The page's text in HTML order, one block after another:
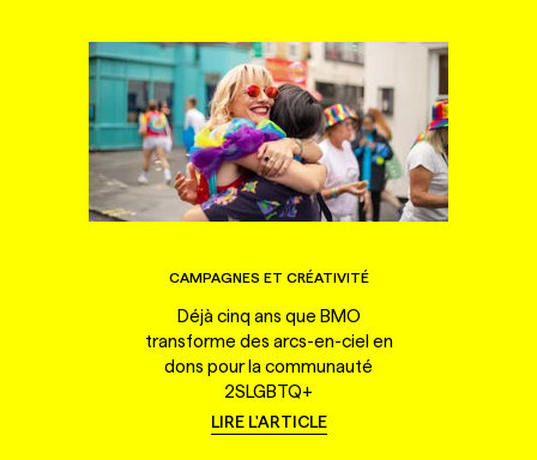
CAMPAGNES ET CRÉATIVITÉ
Déjà cinq ans que BMO
transforme des arcs-en-ciel en
dons pour la communauté
2SLGBTQ+
LIRE L'ARTICLE